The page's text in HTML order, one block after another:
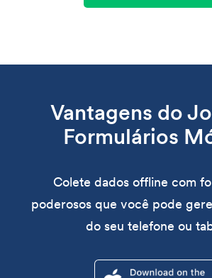
Vantagens do
Formulários
Colete dados offline com
poderosos que você pode
do seu telefone ou